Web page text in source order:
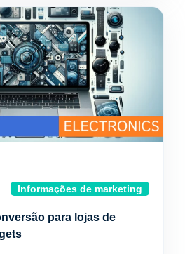
Informações de marketing
para lojas de